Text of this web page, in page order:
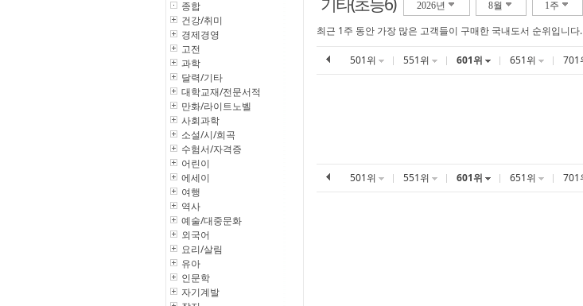
종합
건강/취미
경제경영
고전
과학
달력/기타
대학교재/전문서적
만화/라이트노벨
사회과학
소설/시/희곡
수험서/자격증
어린이
에세이
여행
역사
예술/대중문화
외국어
요리/살림
유아
인문학
자기계발
2026년 8월 1주
최근 1주 동안 가장 많은 고객들이 구매한 국내도서 순위입니다.
501위 551위 601위 651위 701
501위 551위 601위 651위 701